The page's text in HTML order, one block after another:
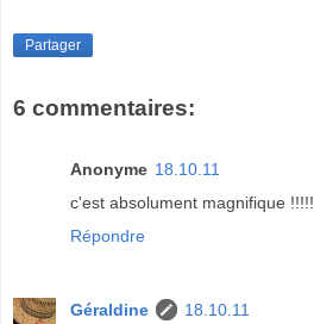
Partager
6 commentaires:
Anonyme 18.10.11
c'est absolument magnifique !!!!!
Répondre
Géraldine
18.10.11